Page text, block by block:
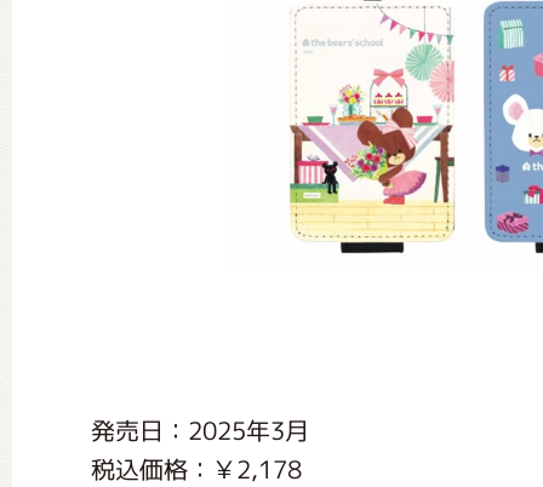
発売日：2025年3月
税込価格：￥2,178
ミュージカル・コンサート
おたのしみコンテンツ(クイズ・
くまのがっこう しょくいんしつ